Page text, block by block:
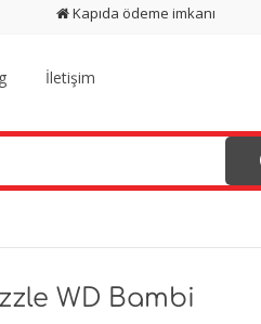
Kapıda ödeme imkanı
İletişim
WD Bambi